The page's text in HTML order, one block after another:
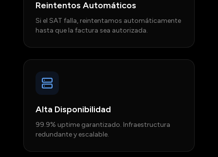
Reintentos Automáticos
Si el SAT falla, reintentamos automáticamente
hasta que la factura sea autorizada.
Alta Disponibilidad
99.9% uptime garantizado. Infraestructura
redundante y escalable.